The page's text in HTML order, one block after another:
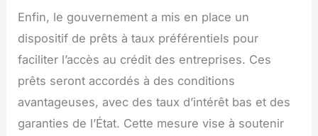
Enfin, le gouvernement a mis en place un
dispositif de prêts à taux préférentiels pour
faciliter l’accès au crédit des entreprises. Ces
prêts seront accordés à des conditions
avantageuses, avec des taux d’intérêt bas et des
garanties de l’État. Cette mesure vise à soutenir